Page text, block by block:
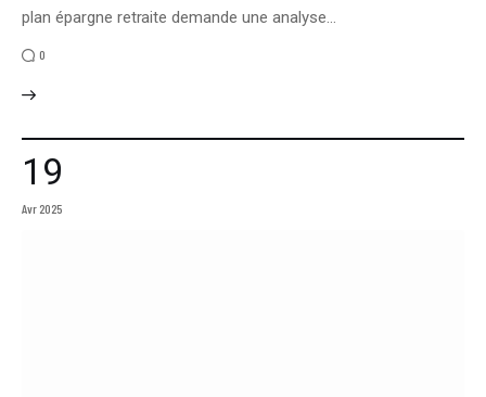
plan épargne retraite demande une analyse…
0
19
Avr 2025